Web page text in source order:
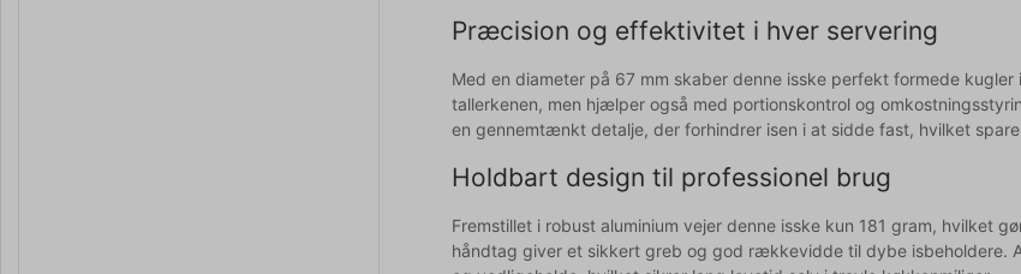
Præcision og effektivitet i hver servering
Med en diameter på 67 mm skaber denne isske perfekt formede
tallerkenen, men hjælper også med portionskontrol og
en gennemtænkt detalje, der forhindrer isen i at sidde fast, hvilket
Holdbart design til professionel brug
Fremstillet i robust aluminium vejer denne isske kun 181 gram, hvilket
håndtag giver et sikkert greb og god rækkevidde til dybe isbeholdere.